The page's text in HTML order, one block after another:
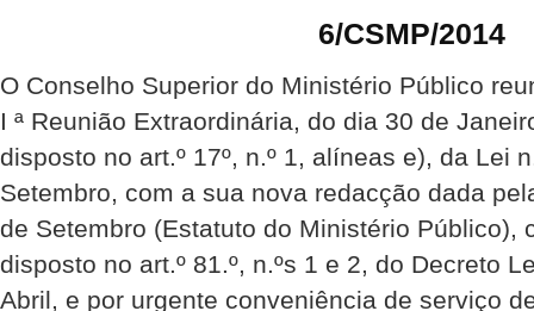
6/CSMP/2014
O Conselho Superior do Ministério Público
I ª Reunião Extraordinária, do dia 30 de
disposto no art.º 17º, n.º 1, alíneas e), da Lei
Setembro, com a sua nova redacção dada
de Setembro (Estatuto do Ministério Público),
disposto no art.º 81.º, n.ºs 1 e 2, do Decreto
Abril, e por urgente conveniência de serviço